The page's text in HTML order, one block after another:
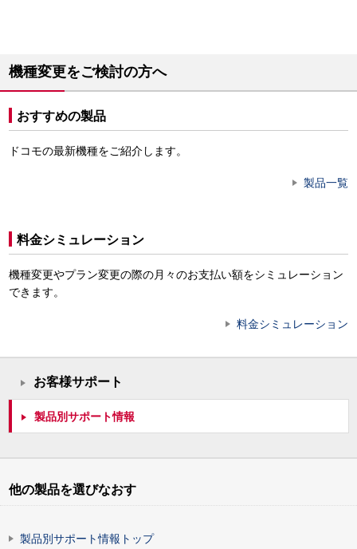
機種変更をご検討の方へ
おすすめの製品
ドコモの最新機種をご紹介します。
製品一覧
料金シミュレーション
機種変更やプラン変更の際の月々のお支払い額をシミュレーション
できます。
料金シミュレーション
お客様サポート
製品別サポート情報
他の製品を選びなおす
製品別サポート情報トップ